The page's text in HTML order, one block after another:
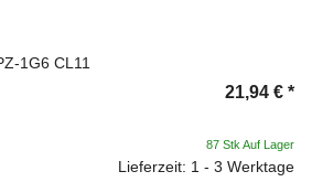
1G6 CL11
21,94 € *
87 Stk Auf Lager
Lieferzeit: 1 - 3 Werktage